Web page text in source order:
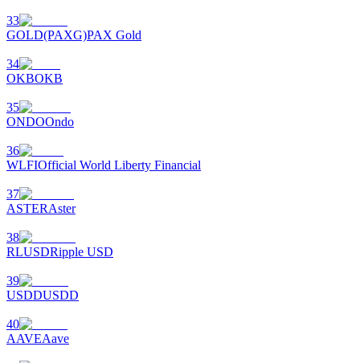
Bitrue渠道合伙人
邀請朋友獲得現金獎勵
33
GOLD(PAXG)PAX Gold
34
OKBOKB
35
ONDOOndo
36
WLFIOfficial World Liberty Financial
37
ASTERAster
38
RLUSDRipple USD
39
USDDUSDD
40
AAVEAave